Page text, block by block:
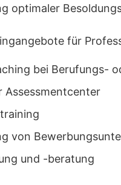
optimaler
für
bei Berufungs-
Assessmentcenter
von
und -beratung